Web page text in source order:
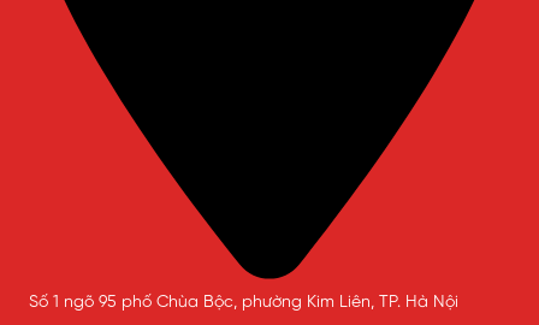
Số 1 ngõ 95 phố Chùa Bộc, phường Kim Liên, TP. Hà Nội